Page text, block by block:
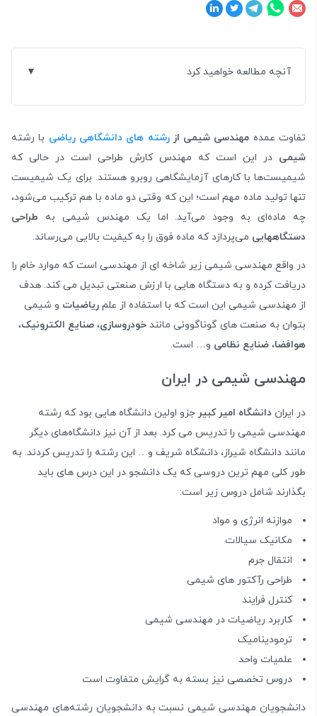
آنچه مطالعه خواهید کرد
تفاوت عمده مهندسی شیمی ازرشته های دانشگاهی ریاضی با رشته
شیمی در این است که مهندس کارش طراحی است در حالی که
شیمیست‌ها با کارهای آزمایشگاهی روبرو هستند. برای یک شیمیست
تنها تولید ماده مهم است؛ این که وقتی دو ماده با هم ترکیب می‌شود،
چه ماده‌ای به وجود می‌آید. اما یک مهندس شیمی به طراحی
دستگاههایی می‌پردازد که ماده فوق را به کیفیت بالایی می‌رساند.
در واقع مهندسی شیمی زیر شاخه ای از مهندسی است که موارد خام را
دریافت کرده و به دستگاه هایی با ارزش صنعتی تبدیل می کند. هدف
از مهندسی شیمی این است که با استفاده از علم ریاضیات و شیمی
بتوان به صنعت های گوناگوونی مانند خودروسازی، صنایع الکترونیک،
هوافضا، ضنایع نظامی و… است.
مهندسی شیمی در ایران
در ایران دانشگاه امیر کبیر جزو اولین دانشگاه هایی بود که رشته
مهندسی شیمی را تدریس می کرد. بعد از آن نیز دانشگاه‌های دیگر
مانند دانشگاه شیراز، دانشگاه شریف و… این رشته را تدریس کردند. به
طور کلی مهم ترین دروسی که یک دانشجو در این درس های باید
بگذارند شامل دروس زیر است:
موازنه انرژی و مواد
مکانیک سیالات
انتقال جرم
طراحی رآکتور های شیمی
کنترل فرایند
کاربرد ریاضیات در مهندسی شیمی
ترمودینامیک
علمیات واحد
دروس تخصصی نیز بسته به گرایش متفاوت است
دانشجویان مهندسی شیمی نسبت به دانشجویان رشته‌های مهندسی